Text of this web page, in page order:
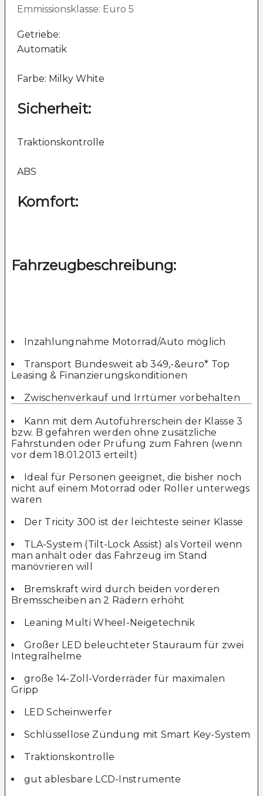
Emmissionsklasse: Euro 5
Getriebe:
Automatik
Farbe: Milky White
Sicherheit:
Traktionskontrolle
ABS
Komfort:
Fahrzeugbeschreibung:
Inzahlungnahme Motorrad/Auto möglich
Transport Bundesweit ab 349,-&euro* Top
Leasing & Finanzierungskonditionen
Zwischenverkauf und Irrtümer vorbehalten
Kann mit dem Autoführerschein der Klasse 3
bzw. B gefahren werden ohne zusätzliche
Fahrstunden oder Prüfung zum Fahren (wenn
vor dem 18.01.2013 erteilt)
Ideal für Personen geeignet, die bisher noch
nicht auf einem Motorrad oder Roller unterwegs
waren
Der Tricity 300 ist der leichteste seiner Klasse
TLA-System (Tilt-Lock Assist) als Vorteil wenn
man anhält oder das Fahrzeug im Stand
manövrieren will
Bremskraft wird durch beiden vorderen
Bremsscheiben an 2 Rädern erhöht
Leaning Multi Wheel-Neigetechnik
Großer LED beleuchteter Stauraum für zwei
Integralhelme
große 14-Zoll-Vorderräder für maximalen
Gripp
LED Scheinwerfer
Schlüssellose Zündung mit Smart Key-System
Traktionskontrolle
gut ablesbare LCD-Instrumente